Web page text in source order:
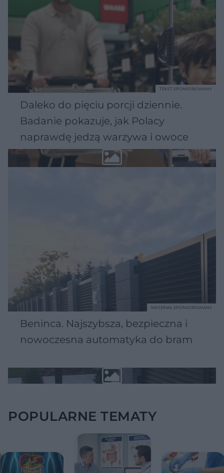
Daleko do pięciu porcji dziennie.
Badanie pokazuje, jak Polacy
naprawdę jedzą warzywa i owoce
TEKST SPONSOROWANY
Beninca. Najszybsza, bezpieczna i
nowoczesna automatyka do bram
MATERIAŁ SPONSOROWANY
POPULARNE TEMATY